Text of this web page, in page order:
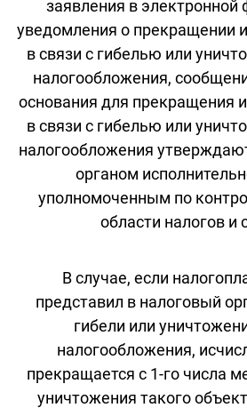
заявления в
уведомления о прекращении
в связи с гибелью или
налогообложения,
основания для прекращения
в связи с гибелью или
налогообложения
органом
уполномоченным по
области налогов и
В случае, если
представил в налоговый
гибели или
налогообложения,
прекращается с 1-го числа
уничтожения такого